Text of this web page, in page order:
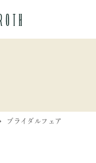
ブライダルフェア